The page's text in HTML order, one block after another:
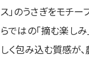
ス」のうさぎをモチ
らではの「摘む楽し
しく包み込む質感が